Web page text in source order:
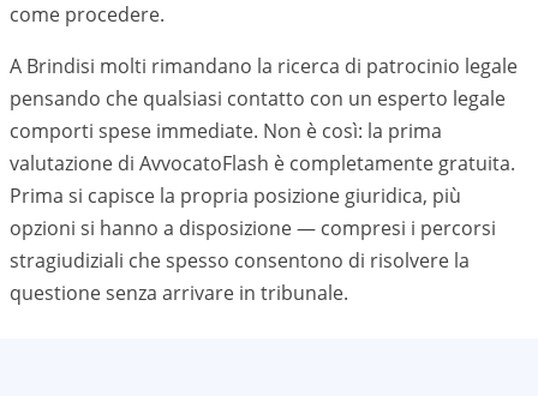
come procedere.
A Brindisi molti rimandano la ricerca di patrocinio legale
pensando che qualsiasi contatto con un esperto legale
comporti spese immediate. Non è così: la prima
valutazione di AvvocatoFlash è completamente gratuita.
Prima si capisce la propria posizione giuridica, più
opzioni si hanno a disposizione — compresi i percorsi
stragiudiziali che spesso consentono di risolvere la
questione senza arrivare in tribunale.